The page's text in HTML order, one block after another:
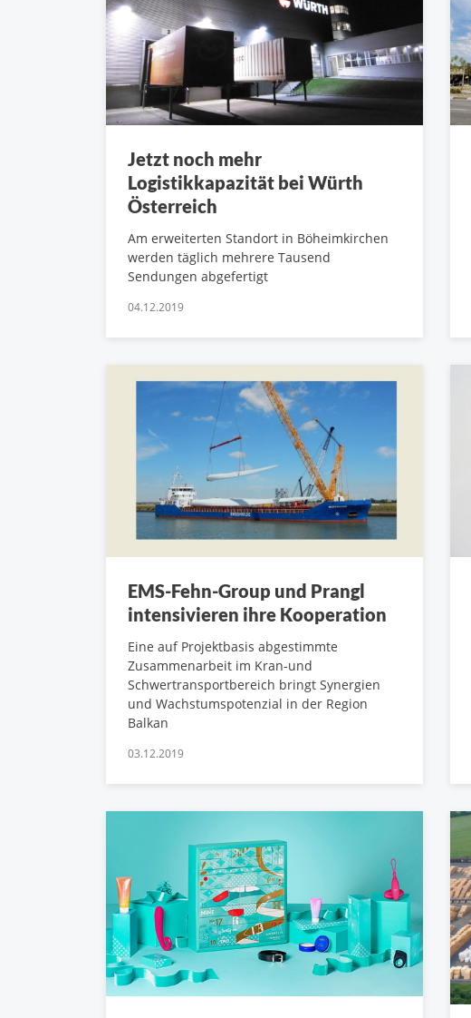
Jetzt noch mehr
Logistikkapazität bei Würth
Österreich
Am erweiterten Standort in Böheimkirchen
werden täglich mehrere Tausend
Sendungen abgefertigt
04.12.2019
EMS-Fehn-Group und Prangl
intensivieren ihre Kooperation
Eine auf Projektbasis abgestimmte
Zusammenarbeit im Kran-und
Schwertransportbereich bringt Synergien
und Wachstumspotenzial in der Region
Balkan
03.12.2019